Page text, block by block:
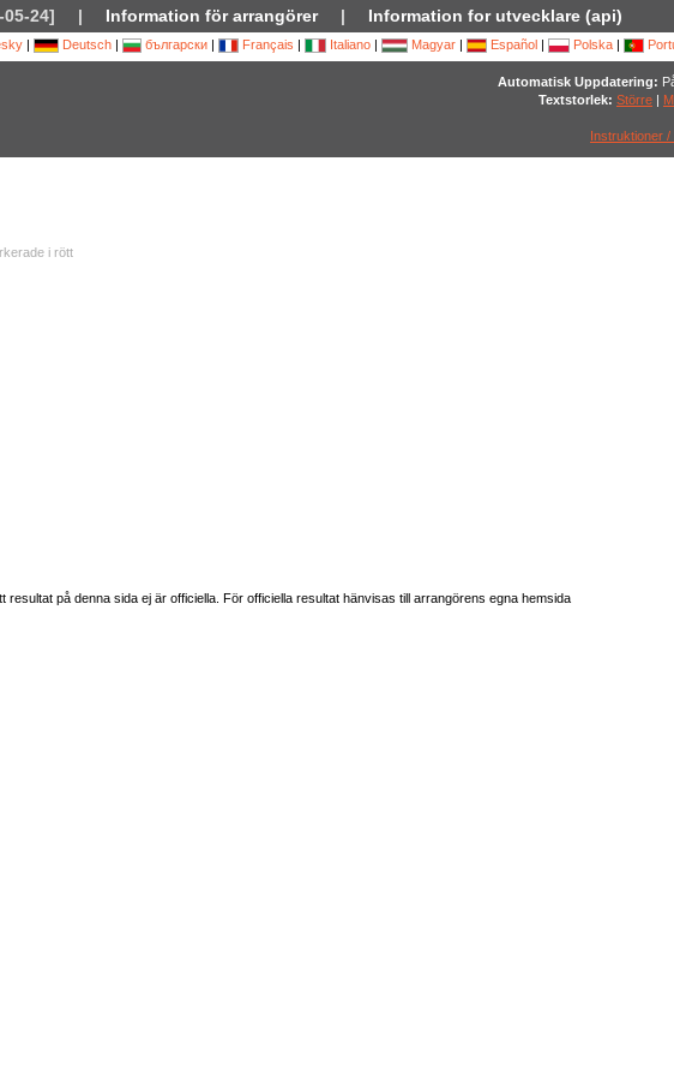
24] | Information för arrangörer | Information for utvecklare (api)
| Deutsch | български| Français | Italiano| Magyar| Español| Polska|
Automatisk Uppdatering:
Textstorlek: Större |
Instruktioner /
i rött
på denna sida ej är officiella. För officiella resultat hänvisas till arrangörens egna hemsida